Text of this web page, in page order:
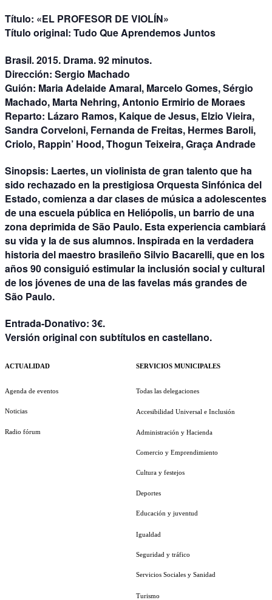
Título: «EL PROFESOR DE VIOLÍN»
Título original: Tudo Que Aprendemos Juntos
Brasil. 2015. Drama. 92 minutos.
Dirección: Sergio Machado
Guión: Maria Adelaide Amaral, Marcelo Gomes, Sérgio
Machado, Marta Nehring, Antonio Ermirio de Moraes
Reparto: Lázaro Ramos, Kaique de Jesus, Elzio Vieira,
Sandra Corveloni, Fernanda de Freitas, Hermes Baroli,
Criolo, Rappin’ Hood, Thogun Teixeira, Graça Andrade
Sinopsis: Laertes, un violinista de gran talento que ha
sido rechazado en la prestigiosa Orquesta Sinfónica del
Estado, comienza a dar clases de música a adolescentes
de una escuela pública en Heliópolis, un barrio de una
zona deprimida de São Paulo. Esta experiencia cambiará
su vida y la de sus alumnos. Inspirada en la verdadera
historia del maestro brasileño Silvio Bacarelli, que en los
años 90 consiguió estimular la inclusión social y cultural
de los jóvenes de una de las favelas más grandes de
São Paulo.
Entrada-Donativo: 3€.
Versión original con subtítulos en castellano.
ACTUALIDAD
Agenda de eventos
Noticias
Radio fórum
SERVICIOS MUNICIPALES
Todas las delegaciones
Accesibilidad Universal e Inclusión
Administración y Hacienda
Comercio y Emprendimiento
Cultura y festejos
Deportes
Educación y juventud
Igualdad
Seguridad y tráfico
Servicios Sociales y Sanidad
Turismo